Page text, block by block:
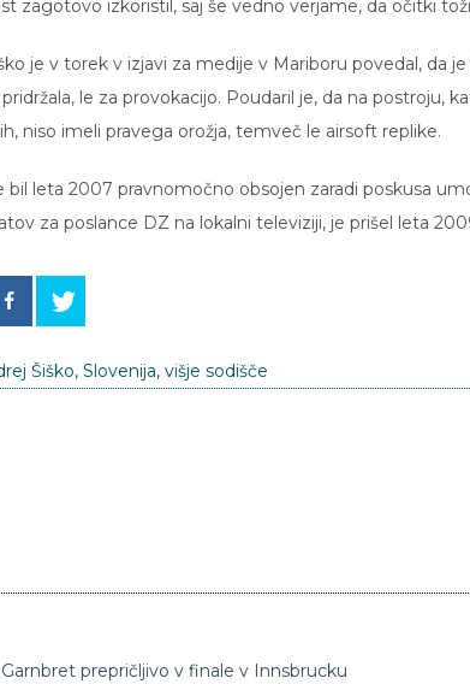
zagotovo izkoristil, saj še vedno verjame, da očitki
je v torek v izjavi za medije v Mariboru povedal, da
le za provokacijo. Poudaril je, da na postroju,
niso imeli pravega orožja, temveč le airsoft replike.
bil leta 2007 pravnomočno obsojen zaradi poskusa
za poslance DZ na lokalni televiziji, je prišel leta
Šiško, Slovenija, višje sodišče
prepričljivo v finale v Innsbrucku